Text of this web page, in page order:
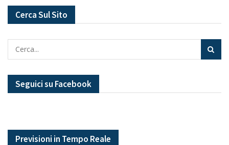
Cerca Sul Sito
Seguici su Facebook
Previsioni in Tempo Reale